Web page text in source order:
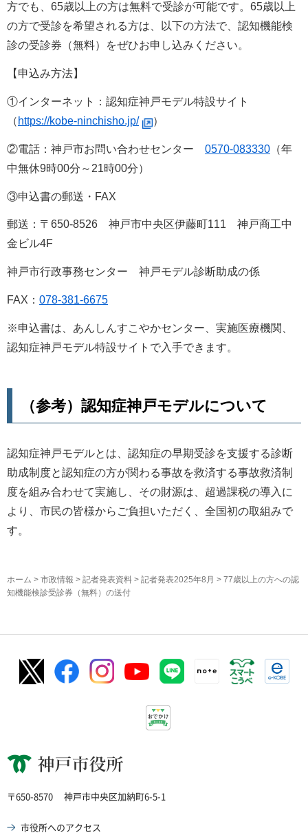
方でも、65歳以上の方は無料で受診が可能です。65歳以上
の方で受診を希望される方は、以下の方法で、認知機能検
診の受診券（無料）をぜひお申し込みください。
【申込み方法】
①インターネット：認知症神戸モデル特設サイト
（ https://kobe-ninchisho.jp/ ）
②電話：神戸市お問い合わせセンター 0570-083330 （年
中無休9時00分～21時00分）
③申込書の郵送・FAX
郵送：〒650-8526 神戸市中央区伊藤町111 神戸商工中
金ビル4F
神戸市行政事務センター 神戸モデル診断助成の係
FAX： 078-381-6675
※申込書は、あんしんすこやかセンター、実施医療機関、
認知症神戸モデル特設サイトで入手できます。
（参考）認知症神戸モデルについて
認知症神戸モデルとは、認知症の早期受診を支援する診断
助成制度と認知症の方が関わる事故を救済する事故救済制
度を組み合わせて実施し、その財源は、超過課税の導入に
より、市民の皆様からご負担いただく、全国初の取組みで
す。
ホーム > 市政情報 > 記者発表資料 > 記者発表2025年8月 > 77歳以上の方への認
知機能検診受診券（無料）の送付
神戸市役所
〒650-8570 神戸市中央区加納町6-5-1
市役所へのアクセス